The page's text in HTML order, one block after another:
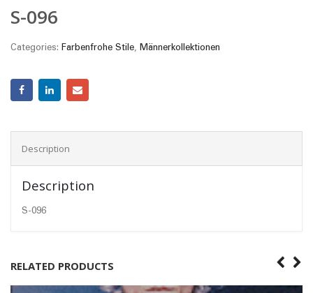
S-096
Categories: Farbenfrohe Stile, Männerkollektionen
Description
Description
S-096
RELATED PRODUCTS